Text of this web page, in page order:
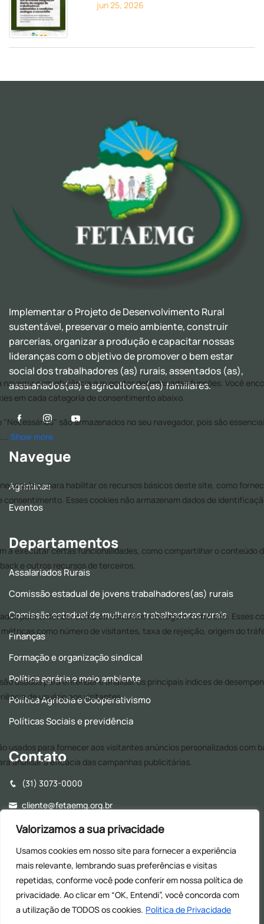
Valorizamos a sua privacidade
Usamos cookies em nosso site para fornecer a experiência
mais relevante, lembrando suas preferências e visitas
repetidas, conforme você pode conferir em nossa política de
privacidade. Ao clicar em “OK, Entendi”, você concorda com
a utilização de TODOS os cookies. Politica de Privacidade
jun 25, 2026
Implementar o Projeto de Desenvolvimento Rural
sustentável, preservar o meio ambiente, construir
parcerias, organizar a produção e capacitar nossas
lideranças com o objetivo de promover o bem estar
social dos trabalhadores (as) rurais, assentados (as),
assalariados(as) e agricultores(as) familiares.
Navegue
Agriminas
Eventos
Departamentos
Assalariados Rurais
Comissão estadual de jovens trabalhadores(as) rurais
Comissão estadual de mulheres trabalhadoras rurais
Finanças
Formação e organização sindical
Política agrária e meio ambiente
Política Agrícola e Cooperativismo
Políticas Sociais e previdência
Contato
(31) 3073-0000
cliente@fetaemg.org.br
Rua Álvares Maciel, 154, Santa Efigênia - CEP: 30150-250 -
Horário de Funcionamento - 8h às 17h (Almoço: 12h às